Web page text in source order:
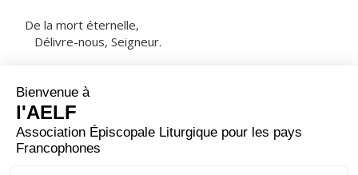
De la mort éternelle,
Délivre-nous, Seigneur.
NOTRE PÈRE
ORAISON
Que notre prière du soir monte jusqu'à toi, Seigneur,